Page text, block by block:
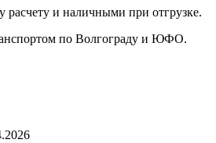
расчету и наличными при отгрузке.
по Волгограду и ЮФО.